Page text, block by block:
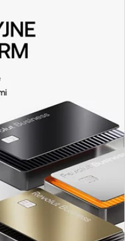
z grupy BPS w
z grupy BPS w
w Bisztynku
Punkt Kasowy w
Punkt Obsługi